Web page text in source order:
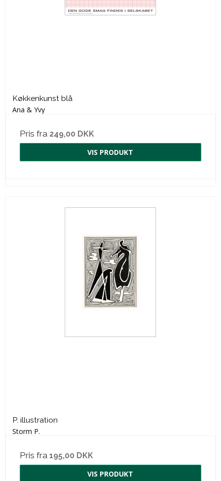
Køkkenkunst blå
Ana & Yvy
Pris fra 249,00 DKK
VIS PRODUKT
P. illustration
Storm P.
Pris fra 195,00 DKK
VIS PRODUKT